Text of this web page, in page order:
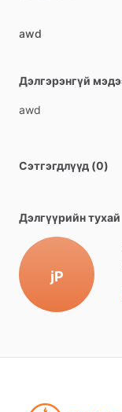
awd
Дэлгэрэнгүй
awd
Сэтгэгдлүүд (0)
Дэлгүүрийн тухай
jP